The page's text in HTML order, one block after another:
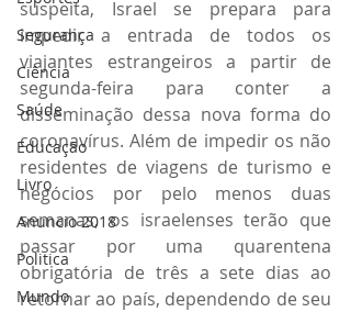
Segurança
Ciência
Saúde
Educação
Livro
Anuncio 2018
Politica
Mundo
suspeita, Israel se prepara para
impedir a entrada de todos os
viajantes estrangeiros a partir de
segunda-feira para conter a
disseminação dessa nova forma do
coronavírus. Além de impedir os não
residentes de viagens de turismo e
negócios por pelo menos duas
semanas, os israelenses terão que
passar por uma quarentena
obrigatória de três a sete dias ao